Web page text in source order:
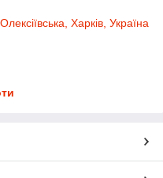
Харків, Україна